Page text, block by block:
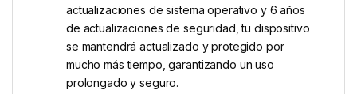
actualizaciones de sistema operativo y 6 años
de actualizaciones de seguridad, tu dispositivo
se mantendrá actualizado y protegido por
mucho más tiempo, garantizando un uso
prolongado y seguro.